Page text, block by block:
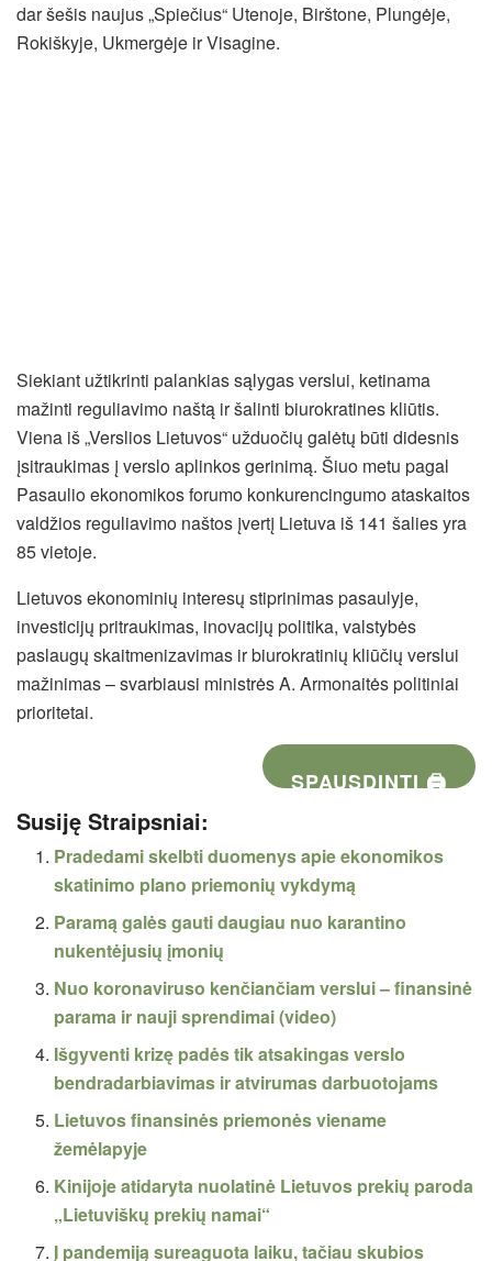
dar šešis naujus „Spiečius“ Utenoje, Birštone, Plungėje,
Rokiškyje, Ukmergėje ir Visagine.
Siekiant užtikrinti palankias sąlygas verslui, ketinama
mažinti reguliavimo naštą ir šalinti biurokratines kliūtis.
Viena iš „Verslios Lietuvos“ užduočių galėtų būti didesnis
įsitraukimas į verslo aplinkos gerinimą. Šiuo metu pagal
Pasaulio ekonomikos forumo konkurencingumo ataskaitos
valdžios reguliavimo naštos įvertį Lietuva iš 141 šalies yra
85 vietoje.
Lietuvos ekonominių interesų stiprinimas pasaulyje,
investicijų pritraukimas, inovacijų politika, valstybės
paslaugų skaitmenizavimas ir biurokratinių kliūčių verslui
mažinimas – svarbiausi ministrės A. Armonaitės politiniai
prioritetai.
SPAUSDINTI 🖨
Susiję Straipsniai:
Pradedami skelbti duomenys apie ekonomikos
skatinimo plano priemonių vykdymą
Paramą galės gauti daugiau nuo karantino
nukentėjusių įmonių
Nuo koronaviruso kenčiančiam verslui – finansinė
parama ir nauji sprendimai (video)
Išgyventi krizę padės tik atsakingas verslo
bendradarbiavimas ir atvirumas darbuotojams
Lietuvos finansinės priemonės viename
žemėlapyje
Kinijoje atidaryta nuolatinė Lietuvos prekių paroda
„Lietuviškų prekių namai“
Į pandemiją sureaguota laiku, tačiau skubios